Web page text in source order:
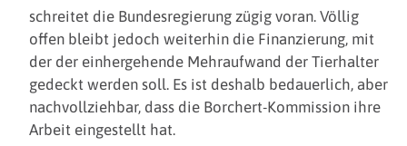
schreitet die Bundesregierung zügig voran. Völlig
offen bleibt jedoch weiterhin die Finanzierung, mit
der der einhergehende Mehraufwand der Tierhalter
gedeckt werden soll. Es ist deshalb bedauerlich, aber
nachvollziehbar, dass die Borchert-Kommission ihre
Arbeit eingestellt hat.